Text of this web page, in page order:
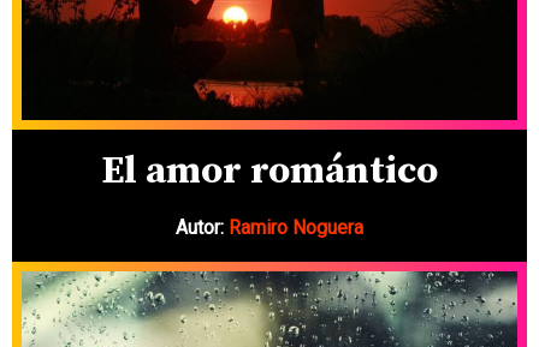
El amor romántico
Autor: Ramiro Noguera